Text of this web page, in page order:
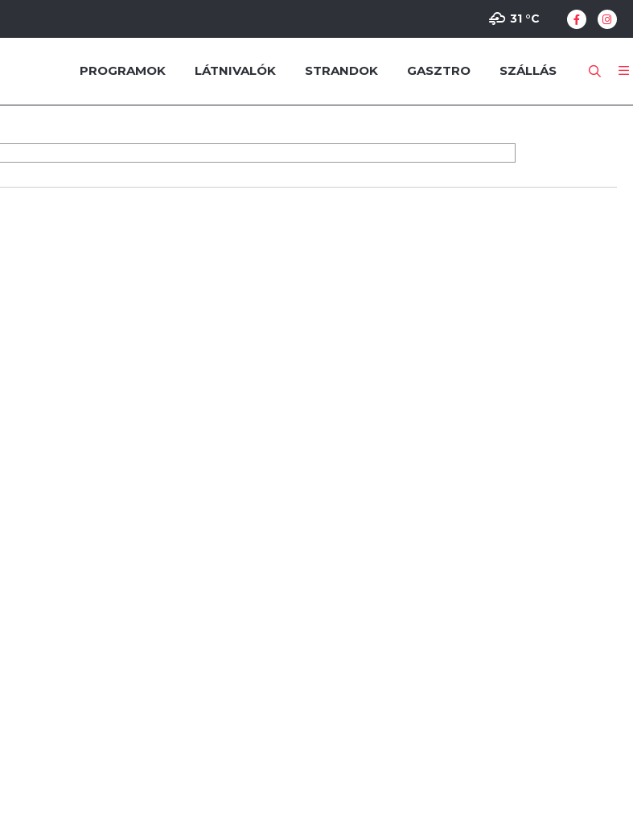
31 °C
PROGRAMOK LÁTNIVALÓK STRANDOK GASZTRO SZÁLLÁS